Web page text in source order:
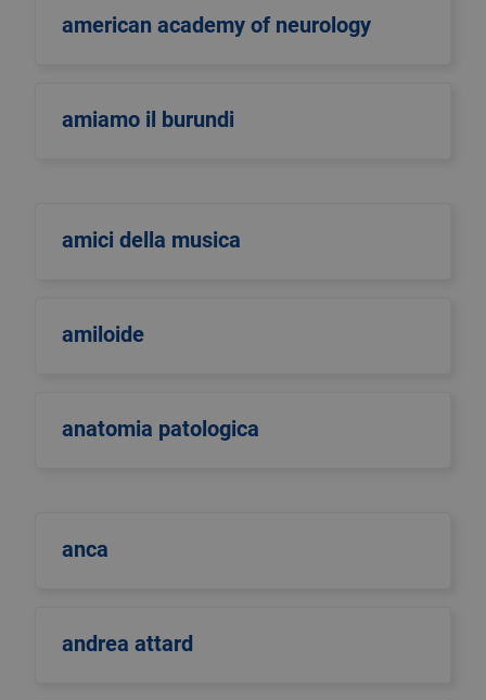
american academy of neurology
amiamo il burundi
amici della musica
amiloide
anatomia patologica
anca
andrea attard